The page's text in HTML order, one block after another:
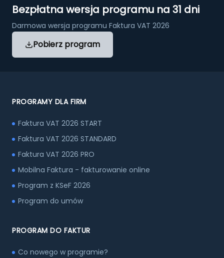
Bezpłatna wersja programu na 31 dni
Darmowa wersja programu Faktura VAT 2026
Pobierz program
PROGRAMY DLA FIRM
Faktura VAT 2026 START
Faktura VAT 2026 STANDARD
Faktura VAT 2026 PRO
Mobilna Faktura - fakturowanie online
Program z KSeF 2026
Program do umów
PROGRAM DO FAKTUR
Co nowego w programie?